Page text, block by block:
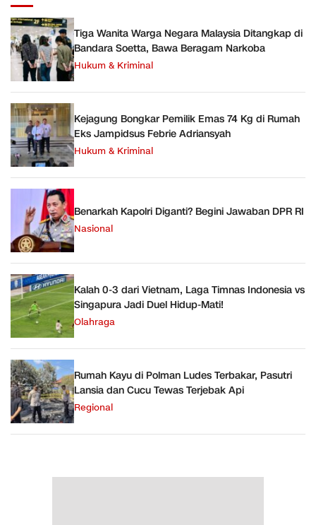
Tiga Wanita Warga Negara Malaysia Ditangkap di
Bandara Soetta, Bawa Beragam Narkoba
Hukum & Kriminal
Kejagung Bongkar Pemilik Emas 74 Kg di Rumah
Eks Jampidsus Febrie Adriansyah
Hukum & Kriminal
Benarkah Kapolri Diganti? Begini Jawaban DPR RI
Nasional
Kalah 0-3 dari Vietnam, Laga Timnas Indonesia vs
Singapura Jadi Duel Hidup-Mati!
Olahraga
Rumah Kayu di Polman Ludes Terbakar, Pasutri
Lansia dan Cucu Tewas Terjebak Api
Regional